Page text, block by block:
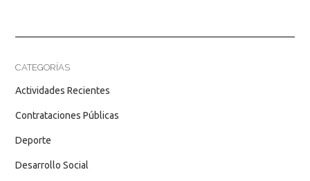
CATEGORÍAS
Actividades Recientes
Contrataciones Públicas
Deporte
Desarrollo Social